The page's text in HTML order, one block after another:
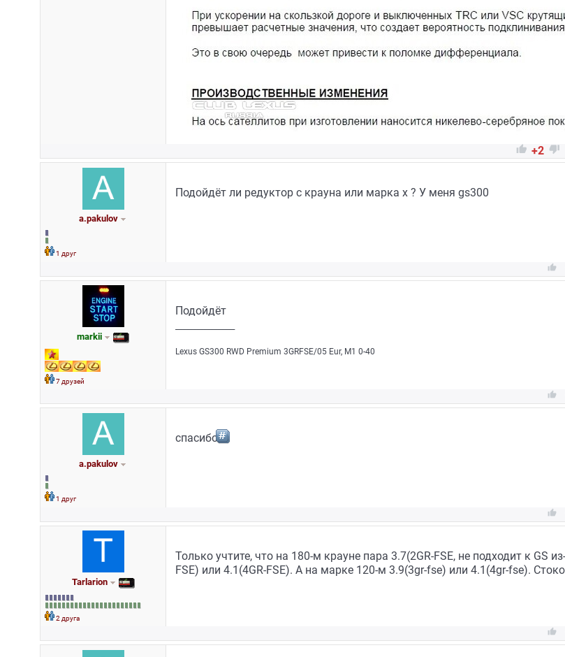
 +2 
a.pakulov
1 друг
Подойдёт ли редуктор с крауна или марка х ? У меня gs300

markii
7 друзей
Подойдёт
Lехus GS300 RWD Рrеmium 3GRFSЕ/05 Eur, М1 0-40

a.pakulov
1 друг
спасибо

Tarlarion
2 друга
Только учтите, что на 180-м крауне пара 3.7(2GR-FSE, не подходит к GS
FSE) или 4.1(4GR-FSE). А на марке 120-м 3.9(3gr-fse) или 4.1(4gr-fse).
